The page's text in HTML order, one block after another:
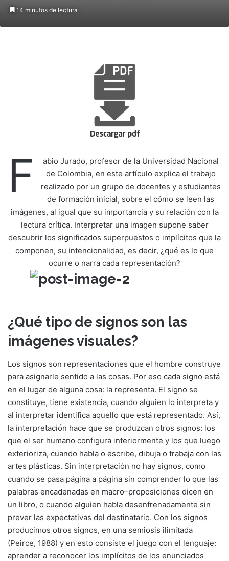
14 minutos de lectura
F
abio Jurado, profesor de la Universidad Nacional
de Colombia, en este artículo explica el trabajo
realizado por un grupo de docentes y estudiantes
de formación inicial, sobre el cómo se leen las
imágenes, al igual que su importancia y su relación con la
lectura crítica. Interpretar una imagen supone saber
descubrir los significados superpuestos o implícitos que la
componen, su intencionalidad, es decir, ¿qué es lo que
ocurre o narra cada representación?
¿Qué tipo de signos son las
imágenes visuales?
Los signos son representaciones que el hombre construye
para asignarle sentido a las cosas. Por eso cada signo está
en el lugar de alguna cosa: la representa. El signo se
constituye, tiene existencia, cuando alguien lo interpreta y
al interpretar identifica aquello que está representado. Así,
la interpretación hace que se produzcan otros signos: los
que el ser humano configura interiormente y los que luego
exterioriza, cuando habla o escribe, dibuja o trabaja con las
artes plásticas. Sin interpretación no hay signos, como
cuando se pasa página a página sin comprender lo que las
palabras encadenadas en macro–proposiciones dicen en
un libro, o cuando alguien habla desenfrenadamente sin
prever las expectativas del destinatario. Con los signos
producimos otros signos, en una semiosis ilimitada
(Peirce, 1988) y en esto consiste el juego con el lenguaje:
aprender a reconocer los implícitos de los enunciados